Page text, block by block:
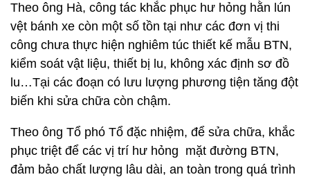
Theo ông Hà, công tác khắc phục hư hỏng hằn lún
vệt bánh xe còn một số tồn tại như các đơn vị thi
công chưa thực hiện nghiêm túc thiết kế mẫu BTN,
kiểm soát vật liệu, thiết bị lu, không xác định sơ đồ
lu…Tại các đoạn có lưu lượng phương tiện tăng đột
biến khi sửa chữa còn chậm.
Theo ông Tổ phó Tổ đặc nhiệm, để sửa chữa, khắc
phục triệt để các vị trí hư hỏng mặt đường BTN,
đảm bảo chất lượng lâu dài, an toàn trong quá trình